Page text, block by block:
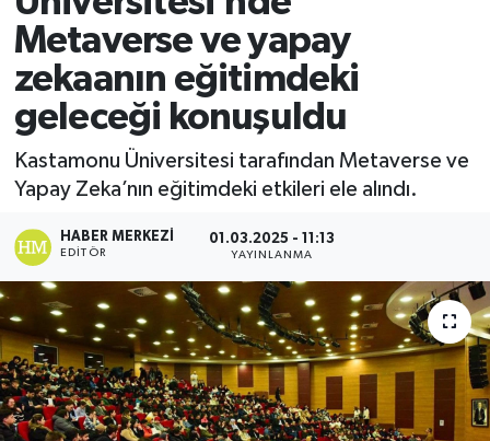
Metaverse ve yapay
zekaanın eğitimdeki
geleceği konuşuldu
Kastamonu Üniversitesi tarafından Metaverse ve
Yapay Zeka’nın eğitimdeki etkileri ele alındı.
HABER MERKEZI
EDITÖR
01.03.2025 - 11:13
YAYINLANMA
Ekonomi
Sağlık
Tokat Haber